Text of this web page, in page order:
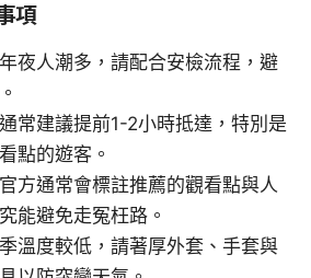
項
夜人潮多，請配合安檢流程，避
常建議提前1-2小時抵達，特別是
點的遊客。
方通常會標註推薦的觀看點與人
能避免走冤枉路。
溫度較低，請著厚外套、手套與